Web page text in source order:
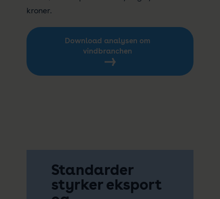
kroner.
Download analysen om
vindbranchen
Standarder
styrker eksport